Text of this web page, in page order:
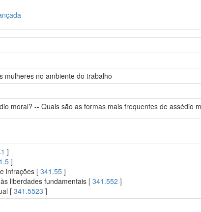
mulheres no ambiente do trabalho
moral? -- Quais são as formas mais frequentes de assédio
]
]
infrações [341.55 ]
liberdades fundamentais [341.552 ]
[341.5523 ]